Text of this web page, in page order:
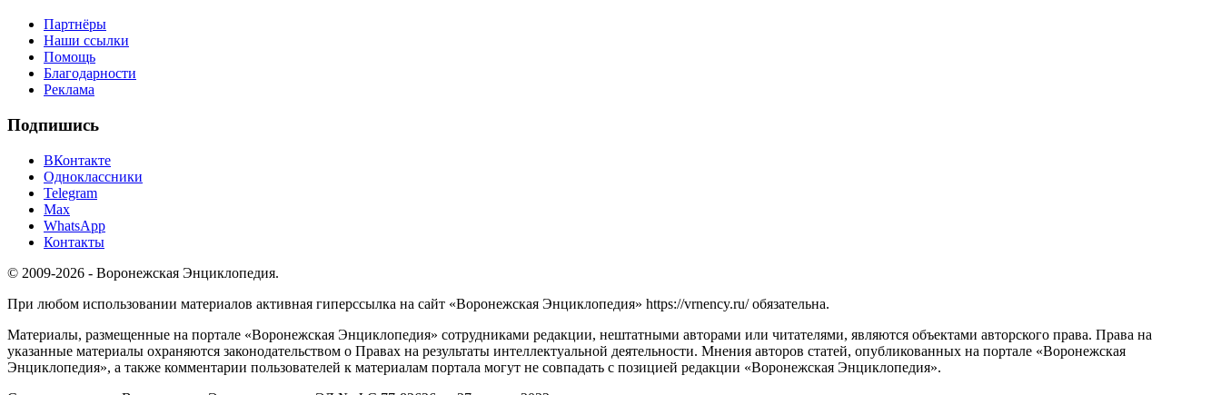
Партнёры
Наши ссылки
Помощь
Благодарности
Реклама
Подпишись
ВКонтакте
Одноклассники
Telegram
Max
WhatsApp
Контакты
© 2009-2026 - Воронежская Энциклопедия.
При любом использовании материалов активная гиперссылка на сайт «Воронежская Энциклопедия» https://vrnency.ru/ обязательна.
Материалы, размещенные на портале «Воронежская Энциклопедия» сотрудниками редакции, нештатными авторами или читателями, являются объектами авторского права. Права на
указанные материалы охраняются законодательством о Правах на результаты интеллектуальной деятельности. Мнения авторов статей, опубликованных на портале «Воронежская
Энциклопедия», а также комментарии пользователей к материалам портала могут не совпадать с позицией редакции «Воронежская Энциклопедия».